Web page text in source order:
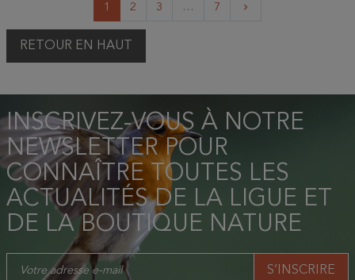
1 2 3 … 7 keyboard_arrow_right
RETOUR EN HAUT
INSCRIVEZ-VOUS À NOTRE
NEWSLETTER POUR
CONNAÎTRE TOUTES LES
ACTUALITÉS DE LA LIGUE ET
DE LA BOUTIQUE NATURE